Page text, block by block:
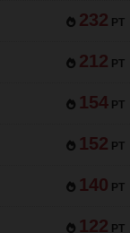
232 PT
212 PT
154 PT
152 PT
140 PT
122 PT